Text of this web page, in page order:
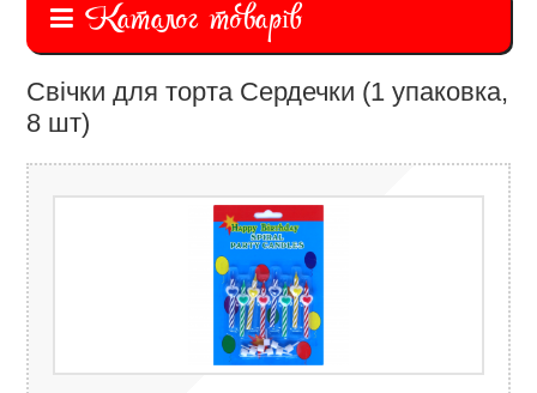
Каталог товарів
Свічки для торта Сердечки (1 упаковка,
8 шт)